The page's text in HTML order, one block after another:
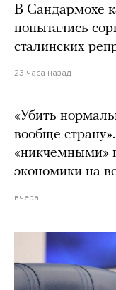
В Сандармохе
попытались
сталинских
23 часа назад
«Убить
вообще
«никчемными»
экономики на
вчера